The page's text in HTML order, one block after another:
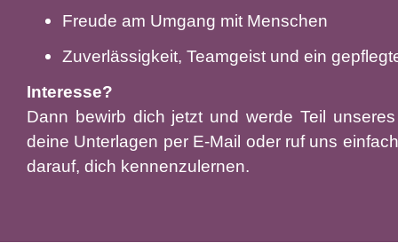
Freude am Umgang mit Menschen
Zuverlässigkeit, Teamgeist und ein
Interesse?
Dann bewirb dich jetzt und werde Teil
deine Unterlagen per E-Mail oder ruf uns
darauf, dich kennenzulernen.